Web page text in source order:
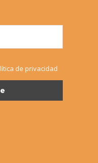
de privacidad